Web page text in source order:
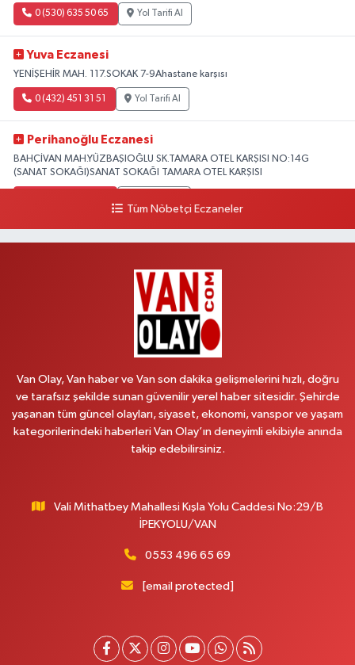
0 (530) 635 50 65 Yol Tarifi Al
Yuva Eczanesi
YENİŞEHİR MAH. 117.SOKAK 7-9Ahastane karşısı
0 (432) 451 31 51 Yol Tarifi Al
Perihanoğlu Eczanesi
BAHÇİVAN MAH.YÜZBAŞIOĞLU SK.TAMARA OTEL KARŞISI NO:14G
(SANAT SOKAĞI)SANAT SOKAĞI TAMARA OTEL KARŞISI
Yol Tarifi Al
BEYAZIT MAH.ZEYLAN CADDESİ OKYANUS GİYİM YANI NO:1
Afşar Eczanesi
Kazım Karabekir cad.Eski Araştırma Hastanesi karşısı (kent park karşısı )
Gürpınar Eczanesi
Akpınar Mah. Milli Egemenlik Cad.No:7 A
Yol Tarifi Al
0 (432) 215 77 65 Yol Tarifi Al
Tüm Nöbetçi Eczaneler
Van Olay, Van haber ve Van son dakika gelişmelerini hızlı, doğru
ve tarafsız şekilde sunan güvenilir yerel haber sitesidir. Şehirde
yaşanan tüm güncel olayları, siyaset, ekonomi, vanspor ve yaşam
kategorilerindeki haberleri Van Olay’ın deneyimli ekibiyle anında
takip edebilirsiniz.
Vali Mithatbey Mahallesi Kışla Yolu Caddesi No:29/B
İPEKYOLU/VAN
0553 496 65 69
[email protected]